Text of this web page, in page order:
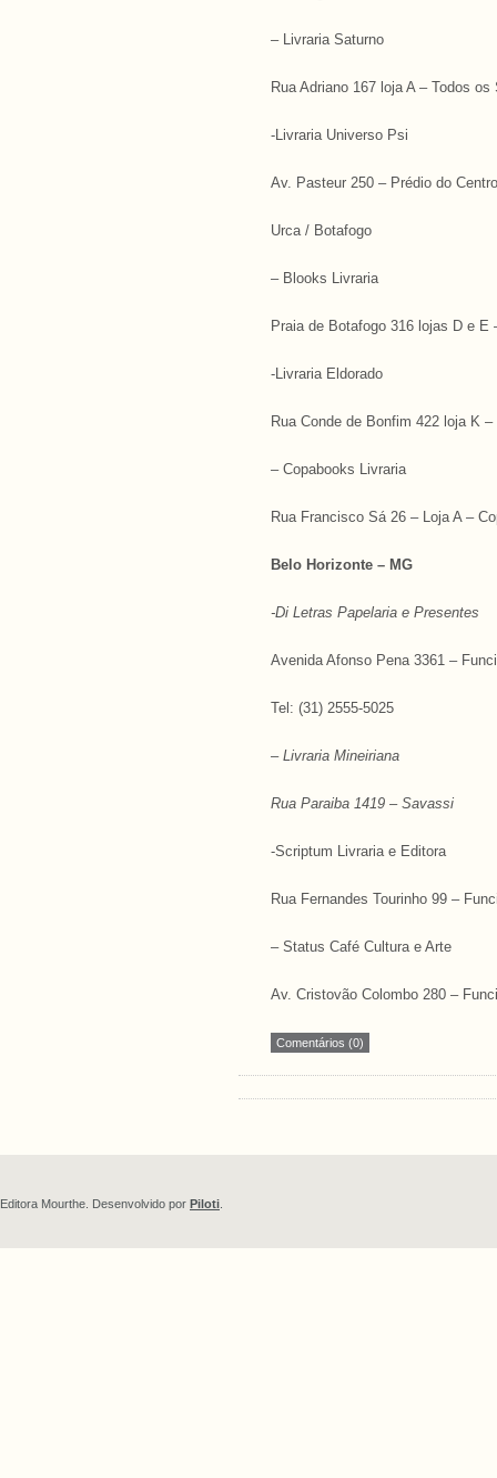
– Livraria Saturno
Rua Adriano 167 loja A – Todos os
-Livraria Universo Psi
Av. Pasteur 250 – Prédio do
Urca / Botafogo
– Blooks Livraria
Praia de Botafogo 316 lojas D e E
-Livraria Eldorado
Rua Conde de Bonfim 422 loja K –
– Copabooks Livraria
Rua Francisco Sá 26 – Loja A –
Belo Horizonte – MG
-Di Letras Papelaria e Presentes
Avenida Afonso Pena 3361 –
Tel: (31) 2555-5025
–Livraria Mineiriana
Rua Paraiba 1419 – Savassi
-Scriptum Livraria e Editora
Rua Fernandes Tourinho 99 –
– Status Café Cultura e Arte
Av. Cristovão Colombo 280 –
Comentários (0)
Editora Mourthe. Desenvolvido por Piloti